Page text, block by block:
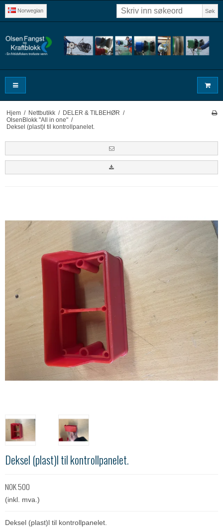
Norwegian Søk
Hjem / Nettbutikk / DELER & TILBEHØR /
OlsenBlokk "All in one" /
Deksel (plast)l til kontrollpanelet.
Deksel (plast)l til kontrollpanelet.
NOK 500
(inkl. mva.)
Deksel (plast)l til kontrollpanelet.